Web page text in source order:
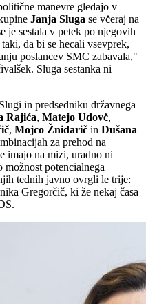
manevre gledajo v
Janja Sluga se včeraj na
je sestala v petek po njegovih
da bi se hecali vsevprek,
poslancev SMC zabavala,"
Sluga sestanka ni
in predsedniku državnega
Rajića, Matejo Udovč,
, Mojco Žnidarič in Dušana
za prehod na
imajo na mizi, uradno ni
možnost potencialnega
tednih javno ovrgli le trije:
Gregorčič, ki že nekaj časa